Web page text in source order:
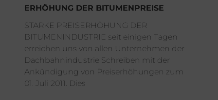
ERHÖHUNG DER BITUMENPREISE
STARKE PREISERHÖHUNG DER
BITUMENINDUSTRIE seit einigen Tagen
erreichen uns von allen Unternehmen der
Dachbahnindustrie Schreiben mit der
Ankündigung von Preiserhöhungen zum
01. Juli 2011. Dies